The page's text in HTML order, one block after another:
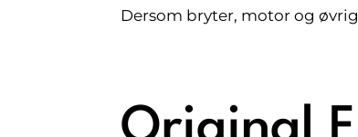
Dersom bryter, motor og